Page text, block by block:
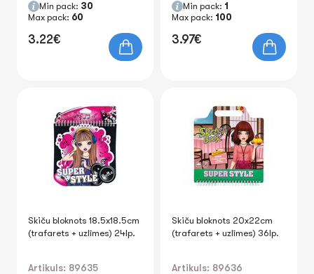
Min pack: 30
Max pack: 60
3.22€
Min pack: 1
Max pack: 100
3.97€
Skiču bloknots 18.5x18.5cm
(trafarets + uzlīmes) 24lp.
Artikuls: 89635
Skiču bloknots 20x22cm
(trafarets + uzlīmes) 36lp.
Artikuls: 89636